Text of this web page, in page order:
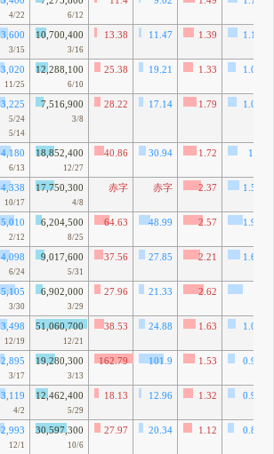
4/22 6/12
3,600
3/15
10,700,400
3/16
13.38 11.47 1.39 1.19
3,020
11/25
12,288,100
6/10
25.38 19.21 1.33 1.01
3,225
5/24
5/14
7,516,900
3/8
28.22 17.14 1.79 1.09
4,180
6/13
18,852,400
12/27
40.86 30.94 1.72 1.3
4,338
10/17
17,750,300
4/8
赤字 赤字 2.37 1.55
5,010
2/12
6,204,500
8/25
64.63 48.99 2.57 1.95
4,098
6/24
9,017,600
5/31
37.56 27.85 2.21 1.64
5,105
3/30
6,902,000
3/29
27.96 21.33 2.62
3,498
12/19
51,060,700
12/21
38.53 24.88 1.63 1.05
2,895
3/17
19,280,300
3/13
162.79 101.9 1.53 0.95
3,119
4/2
12,462,400
5/29
18.13 12.96 1.32 0.94
2,993
12/1
30,597,300
10/6
27.97 20.34 1.12 0.82